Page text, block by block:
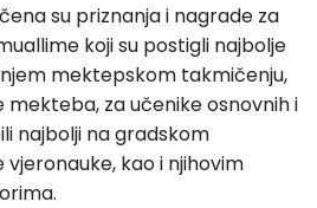
su priznanja i nagrade za
koji su postigli najbolje
mektepskom takmičenju,
mekteba, za učenike osnovnih i
najbolji na gradskom
kao i njihovim